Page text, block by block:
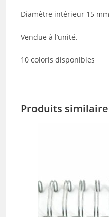
Diamètre intérieur 15
Vendue à l’unité.
10 coloris disponibles
Produits